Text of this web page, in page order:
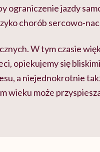
ograniczenie jazdy
chorób sercowo-
W tym czasie
opiekujemy się
a niejednokrotnie
wieku może